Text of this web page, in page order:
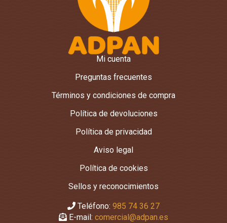
Mi cuenta
Preguntas frecuentes
Términos y condiciones de compra
Política de devoluciones
Política de privacidad
Aviso legal
Política de cookies
Sellos y reconocimientos
Teléfono: 985 74 36 27
E-mail: comercial@adpan.es